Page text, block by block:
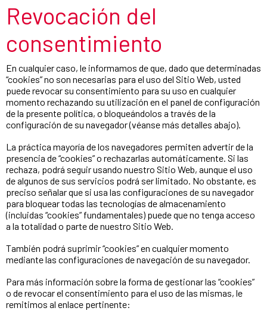
Revocación del
consentimiento
En cualquier caso, le informamos de que, dado que determinadas
“cookies” no son necesarias para el uso del Sitio Web, usted
puede revocar su consentimiento para su uso en cualquier
momento rechazando su utilización en el panel de configuración
de la presente política, o bloqueándolos a través de la
configuración de su navegador (véanse más detalles abajo).
La práctica mayoría de los navegadores permiten advertir de la
presencia de “cookies” o rechazarlas automáticamente. Si las
rechaza, podrá seguir usando nuestro Sitio Web, aunque el uso
de algunos de sus servicios podrá ser limitado. No obstante, es
preciso señalar que si usa las configuraciones de su navegador
para bloquear todas las tecnologías de almacenamiento
(incluidas “cookies” fundamentales) puede que no tenga acceso
a la totalidad o parte de nuestro Sitio Web.
También podrá suprimir “cookies” en cualquier momento
mediante las configuraciones de navegación de su navegador.
Para más información sobre la forma de gestionar las “cookies”
o de revocar el consentimiento para el uso de las mismas, le
remitimos al enlace pertinente: